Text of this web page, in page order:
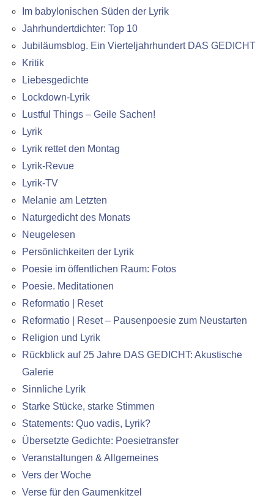
Im babylonischen Süden der Lyrik
Jahrhundertdichter: Top 10
Jubiläumsblog. Ein Vierteljahrhundert DAS GEDICHT
Kritik
Liebesgedichte
Lockdown-Lyrik
Lustful Things – Geile Sachen!
Lyrik
Lyrik rettet den Montag
Lyrik-Revue
Lyrik-TV
Melanie am Letzten
Naturgedicht des Monats
Neugelesen
Persönlichkeiten der Lyrik
Poesie im öffentlichen Raum: Fotos
Poesie. Meditationen
Reformatio | Reset
Reformatio | Reset – Pausenpoesie zum Neustarten
Religion und Lyrik
Rückblick auf 25 Jahre DAS GEDICHT: Akustische
Galerie
Sinnliche Lyrik
Starke Stücke, starke Stimmen
Statements: Quo vadis, Lyrik?
Übersetzte Gedichte: Poesietransfer
Veranstaltungen & Allgemeines
Vers der Woche
Verse für den Gaumenkitzel